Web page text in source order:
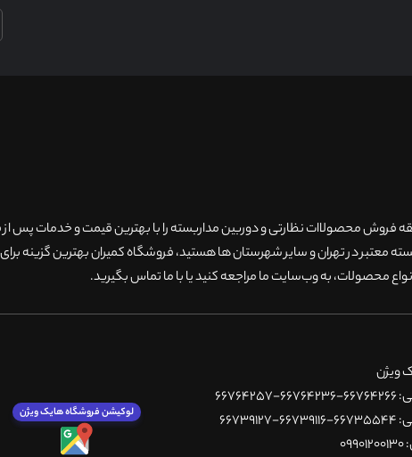
با ۲۰سال سابقه فروش محصولاات نظارتی و دوربین مداربسته را با بهترین قیمت و خدمات
معتبر در تهران و سایر شهرستان ها هستید، فروشگاه کمیران بهترین گزینه
محصولات، به وب‌سایت ما مراجعه کنید یا با ما تماس بگیرید.
ویژن
لوکیشن فروشگاه هایک ویژن